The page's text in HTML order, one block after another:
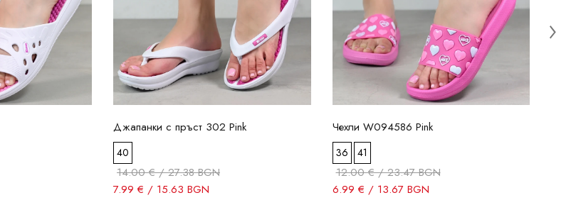
Джапанки с пръст 302 Pink
40
14.00 € / 27.38 BGN
7.99 € / 15.63 BGN
Чехли W094586 Pink
36 41
12.00 € / 23.47 BGN
6.99 € / 13.67 BGN